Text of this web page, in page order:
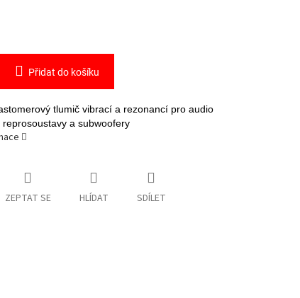
Přidat do košíku
tlumič vibrací a rezonancí pro audio
reprosoustavy a subwoofery
ZEPTAT SE HLÍDAT SDÍLET